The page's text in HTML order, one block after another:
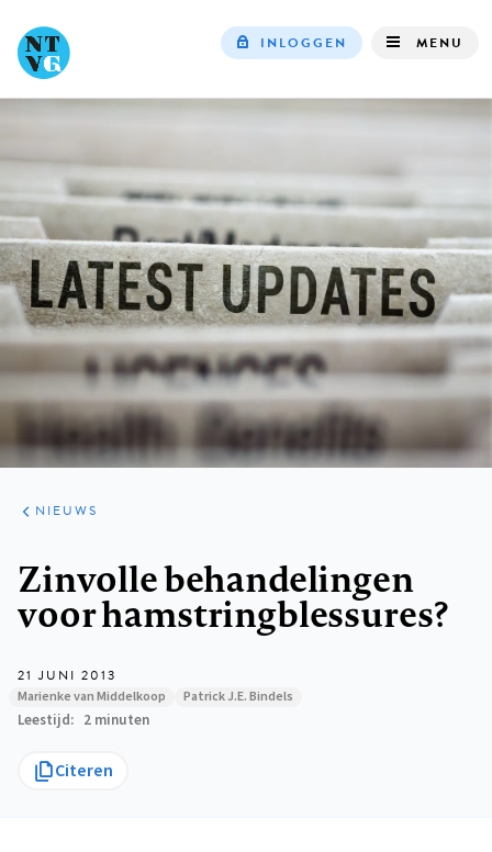
navigation
INLOGGEN MENU
ARTIKELEN
HET
KORT
NIEUWS
Zinvolle behandelingen
voor hamstringblessures?
21 JUNI 2013
Marienke van Middelkoop Patrick J.E. Bindels
Leestijd 2 minuten
Citeren